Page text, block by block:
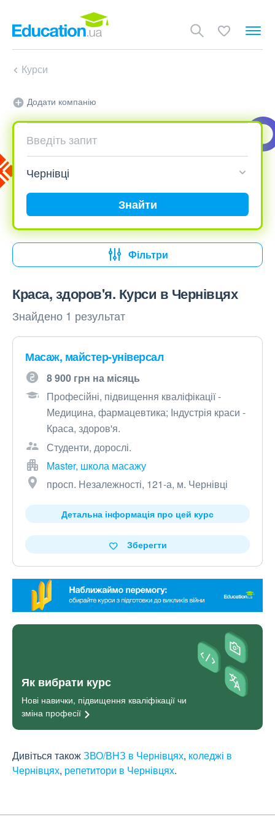
Курси
Додати компанію
Знайти
Фільтри
Краса, здоров'я. Курси в Чернівцях
Знайдено 1 результат
Масаж, майстер-універсал
8 900 грн на місяць
Професійні, підвищення кваліфікації -
Медицина, фармацевтика; Індустрія краси -
Краса, здоров'я.
Студенти, дорослі.
Master, школа масажу
просп. Незалежності, 121-а, м. Чернівці
Детальна інформація про цей курс
Зберегти
Як вибрати курс
Нові навички, підвищення кваліфікації чи
зміна професії
Дивіться такожЗВО/ВНЗ в Чернівцях, коледжі в
Чернівцях, репетитори в Чернівцях.